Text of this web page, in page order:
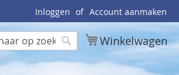
Inloggen Account aanmaken
Winkelwagen